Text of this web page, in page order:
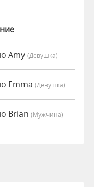
Amy (девушка)
Emma (девушка)
Brian (мужчина)